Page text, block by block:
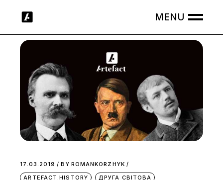
17.03.2019 BY ROMANKORZHYK
ARTEFACT.HISTORY
ДРУГА СВІТОВА